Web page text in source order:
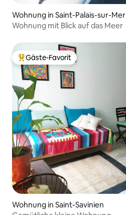
Wohnung in Saint-Palais-sur-Mer
Wohnung mit Blick auf das Meer
Beliebter Gäste-Favorit.
Gäste-Favorit
Wohnung in Saint-Savinien